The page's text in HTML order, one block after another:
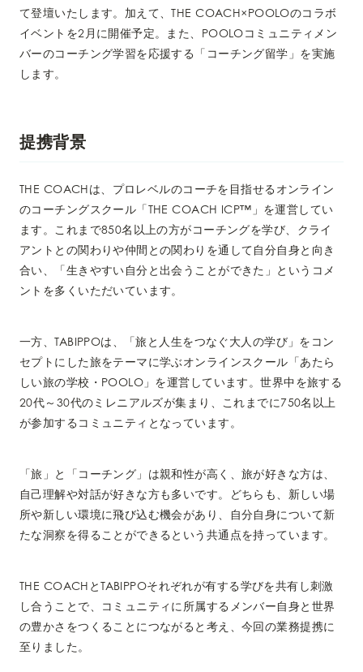
て登壇いたします。加えて、THE COACH×POOLOのコラボ
イベントを2月に開催予定。また、POOLOコミュニティメン
バーのコーチング学習を応援する「コーチング留学」を実施
します。
提携背景
THE COACHは、プロレベルのコーチを目指せるオンライン
のコーチングスクール「THE COACH ICP™︎」を運営してい
ます。これまで850名以上の方がコーチングを学び、クライ
アントとの関わりや仲間との関わりを通して自分自身と向き
合い、「生きやすい自分と出会うことができた」というコメ
ントを多くいただいています。
一方、TABIPPOは、「旅と人生をつなぐ大人の学び」をコン
セプトにした旅をテーマに学ぶオンラインスクール「あたら
しい旅の学校・POOLO」を運営しています。世界中を旅する
20代～30代のミレニアルズが集まり、これまでに750名以上
が参加するコミュニティとなっています。
「旅」と「コーチング」は親和性が高く、旅が好きな方は、
自己理解や対話が好きな方も多いです。どちらも、新しい場
所や新しい環境に飛び込む機会があり、自分自身について新
たな洞察を得ることができるという共通点を持っています。
THE COACHとTABIPPOそれぞれが有する学びを共有し刺激
し合うことで、コミュニティに所属するメンバー自身と世界
の豊かさをつくることにつながると考え、今回の業務提携に
至りました。